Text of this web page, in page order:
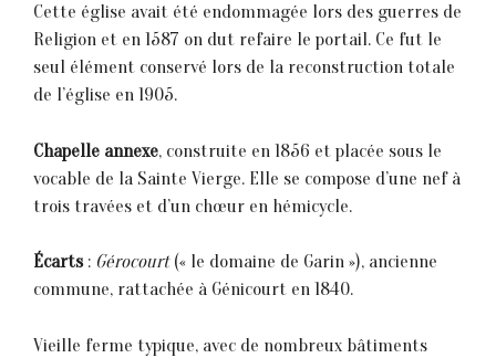
Cette église avait été endommagée lors des guerres de
Religion et en 1587 on dut refaire le portail. Ce fut le
seul élément conservé lors de la reconstruction totale
de l’église en 1905.
Chapelle annexe, construite en 1856 et placée sous le
vocable de la Sainte Vierge. Elle se compose d’une nef à
trois travées et d’un chœur en hémicycle.
Écarts: Gérocourt(« le domaine de Garin »), ancienne
commune, rattachée à Génicourt en 1840.
Vieille ferme typique, avec de nombreux bâtiments